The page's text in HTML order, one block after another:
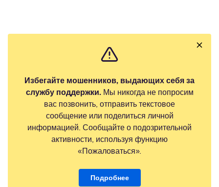
Избегайте мошенников, выдающих себя за
службу поддержки.Мы никогда не попросим
вас позвонить, отправить текстовое
сообщение или поделиться личной
информацией. Сообщайте о подозрительной
активности, используя функцию
«Пожаловаться».
Подробнее